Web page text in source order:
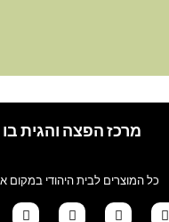
מרכז הפצה והגית בו
כל המוצרים לבית היהודי במקום אחד